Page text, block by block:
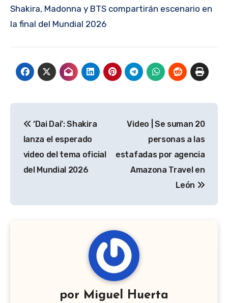
Shakira, Madonna y BTS compartirán escenario en
la final del Mundial 2026
de
entradas
‘Dai Dai’: Shakira
lanza el esperado
video del tema oficial
del Mundial 2026
Video | Se suman 20
personas a las
estafadas por agencia
Amazona Travel en
León
por Miguel Huerta